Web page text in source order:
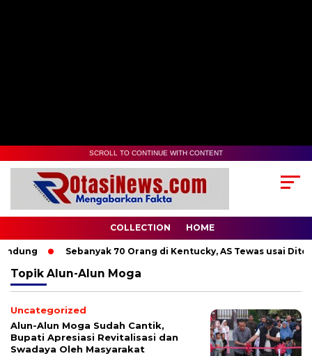
SCROLL TO CONTINUE WITH CONTENT
COLLECTION HOME
Sebanyak 70 Orang di Kentucky, AS Tewas usai
Topik Alun-Alun Moga
Uncategorized
Alun-Alun Moga Sudah Cantik,
Bupati Apresiasi Revitalisasi dan
Swadaya Oleh Masyarakat